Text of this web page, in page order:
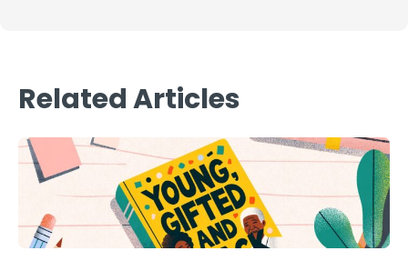
Related Articles